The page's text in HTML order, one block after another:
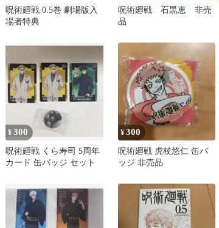
呪術廻戦 0.5巻 劇場版入
場者特典
呪術廻戦 石黒恵 非売
品
¥300
呪術廻戦 くら寿司 5周年
カード 缶バッジ セット
¥300
呪術廻戦 虎杖悠仁 缶バ
ッジ 非売品